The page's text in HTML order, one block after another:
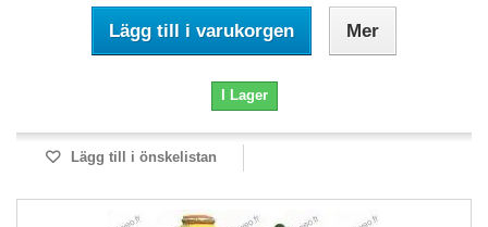
Lägg till i varukorgen Mer
I Lager
Lägg till i önskelistan